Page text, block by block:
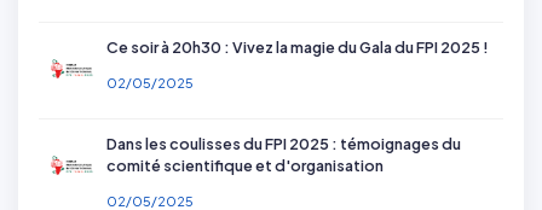
Ce soir à 20h30 : Vivez la magie du Gala du FPI 2025 !
02/05/2025
Dans les coulisses du FPI 2025 : témoignages du
comité scientifique et d'organisation
02/05/2025